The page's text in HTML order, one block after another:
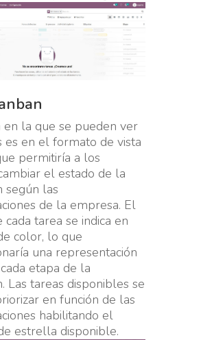
en la que se pueden ver
es en el formato de vista
permitiría a los
el estado de la
según las
de la empresa. El
cada tarea se indica en
color, lo que
una representación
etapa de la
Las tareas disponibles se
en función de las
habilitando el
estrella disponible.